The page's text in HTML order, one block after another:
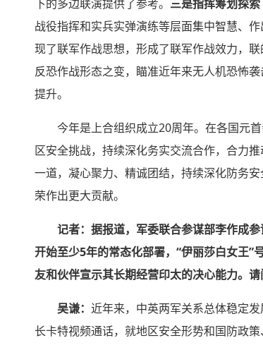
下的多边联演提供了参考。 三是指挥筹划探索
战役指挥和实兵实弹演练等层面集中智慧、
现了联军作战思想，形成了联军作战效力，联
反恐作战形态之变，瞄准近年来无人机恐怖
提升。
今年是上合组织成立20周年。在各国元
区安全挑战，持续深化务实交流合作，合力
一道，凝心聚力、精诚团结，持续深化防务
荣作出更大贡献。
记者：据报道，军委联合参谋部李作成
开始至少5年的常态化部署，“伊丽莎白女王
友和伙伴宣示其长期经营印太的决心能力。请
吴谦： 近年来，中英两军关系总体稳定
长卡特视频通话，就地区安全形势和国防政